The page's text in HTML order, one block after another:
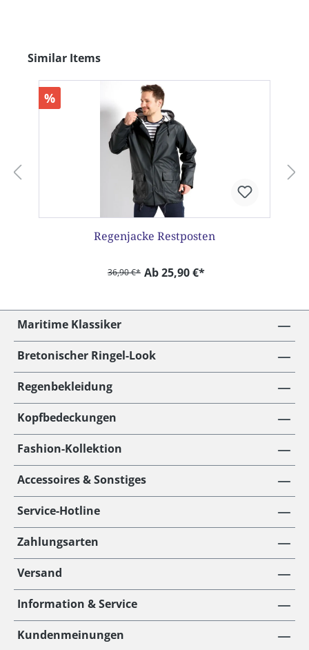
Produktgalerie überspringen
Similar Items
%
Regenjacke Restposten
36,90 €* Ab 25,90 €*
Maritime Klassiker
Bretonischer Ringel-Look
Regenbekleidung
Kopfbedeckungen
Fashion-Kollektion
Accessoires & Sonstiges
Service-Hotline
Zahlungsarten
Versand
Information & Service
Kundenmeinungen